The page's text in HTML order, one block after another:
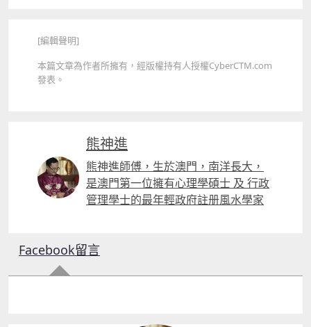
[編輯聲明]
本篇文章為作者所擁有，經版權持有人授權CyberCTM.com
發表。
熊神進
熊神進師傅，生於澳門，南洋長大，
是澳門第一位擁有心理學碩士 及 行政
管理學士的最年輕政府註册風水學家
Facebook留言